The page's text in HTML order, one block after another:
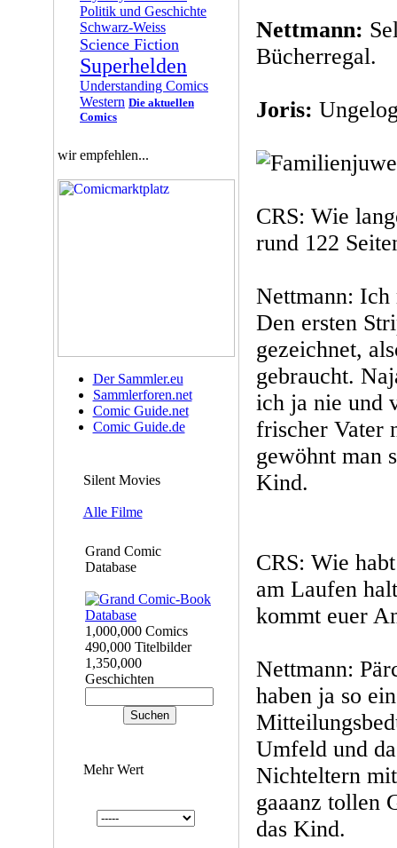
Politik und Geschichte
Schwarz-Weiss
Science Fiction
Superhelden
Understanding Comics
Western Die aktuellen
Comics
wir empfehlen...
Der Sammler.eu
Sammlerforen.net
Comic Guide.net
Comic Guide.de
Silent Movies
Alle Filme
Grand Comic
Database
1,000,000 Comics
490,000 Titelbilder
1,350,000
Geschichten
Mehr Wert
Nettmann:
Bücherregal.
Joris:
CRS: Wie
rund 122
Nettmann: Ich
Den ersten
gezeichnet,
gebraucht.
ich ja nie und
frischer Vater
gewöhnt man
Kind.
CRS: Wie
am Laufen
kommt euer
Nettmann:
haben ja so
Umfeld und
Nichteltern
gaaanz tollen
das Kind.